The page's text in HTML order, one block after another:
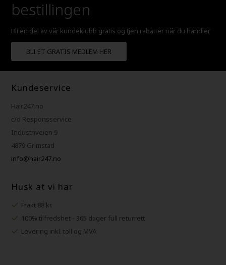
bestillingen
Bli en del av vår kundeklubb gratis og tjen rabatter når du handler
BLI ET GRATIS MEDLEM HER
Kundeservice
Hair247.no
c/o Responsservice
Industriveien 9
4879 Grimstad
info@hair247.no
Husk at vi har
Frakt 88 kr.
100% tilfredshet - 365 dager full returrett
Levering inkl. toll og MVA